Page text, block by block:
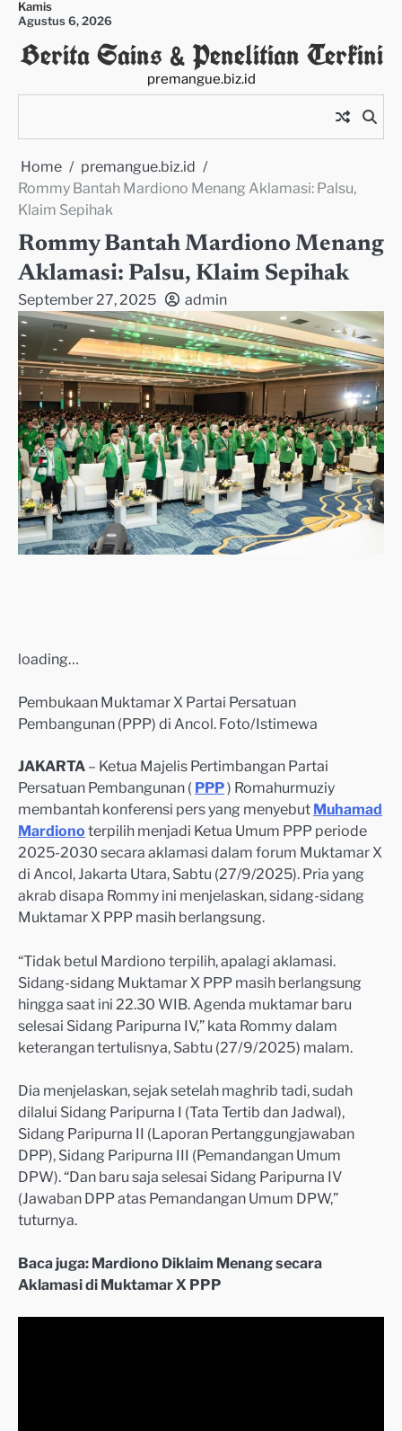
Skip
content
Kamis
Agustus 6, 2026
Berita Sains & Penelitian Terkini
premangue.biz.id
Home
premangue.biz.id
Rommy Bantah Mardiono Menang Aklamasi: Palsu,
Klaim Sepihak
Rommy Bantah Mardiono Menang
Aklamasi: Palsu, Klaim Sepihak
September 27, 2025 admin
loading…
Pembukaan Muktamar X Partai Persatuan
Pembangunan (PPP) di Ancol. Foto/Istimewa
JAKARTA – Ketua Majelis Pertimbangan Partai
Persatuan Pembangunan ( PPP) Romahurmuziy
membantah konferensi pers yang menyebut Muhamad
Mardiono terpilih menjadi Ketua Umum PPP periode
2025-2030 secara aklamasi dalam forum Muktamar X
di Ancol, Jakarta Utara, Sabtu (27/9/2025). Pria yang
akrab disapa Rommy ini menjelaskan, sidang-sidang
Muktamar X PPP masih berlangsung.
“Tidak betul Mardiono terpilih, apalagi aklamasi.
Sidang-sidang Muktamar X PPP masih berlangsung
hingga saat ini 22.30 WIB. Agenda muktamar baru
selesai Sidang Paripurna IV,” kata Rommy dalam
keterangan tertulisnya, Sabtu (27/9/2025) malam.
Dia menjelaskan, sejak setelah maghrib tadi, sudah
dilalui Sidang Paripurna I (Tata Tertib dan Jadwal),
Sidang Paripurna II (Laporan Pertanggungjawaban
DPP), Sidang Paripurna III (Pemandangan Umum
DPW). “Dan baru saja selesai Sidang Paripurna IV
(Jawaban DPP atas Pemandangan Umum DPW,”
tuturnya.
Baca juga: Mardiono Diklaim Menang secara
Aklamasi di Muktamar X PPP